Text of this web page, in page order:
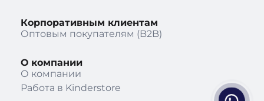
Корпоративным клиентам
Оптовым покупателям (B2B)
О компании
О компании
Работа в Kinderstore